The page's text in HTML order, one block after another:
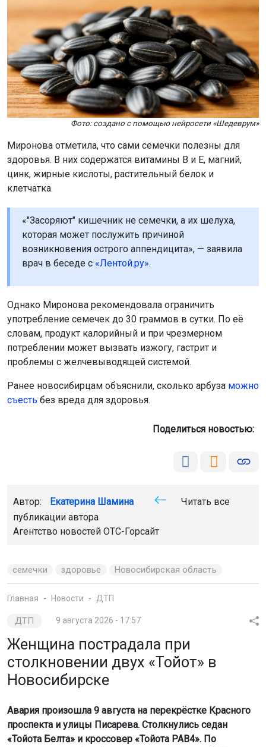
Фото: создано с помощью нейросети «Шедеврум»
Миронова отметила, что сами семечки полезны для
здоровья. В них содержатся витамины B и E, магний,
цинк, жирные кислоты, растительный белок и
клетчатка.
«"Засоряют" кишечник не семечки, а их шелуха,
которая может послужить причиной
возникновения острого аппендицита», — заявила
врач в беседе с «Лентой.ру».
Однако Миронова рекомендовала ограничить
употребление семечек до 30 граммов в сутки. По её
словам, продукт калорийный и при чрезмерном
потреблении может вызвать изжогу, гастрит и
проблемы с желчевыводящей системой.
Ранее новосибирцам объяснили, сколько арбуза можно
съесть без вреда для здоровья.
Поделиться новостью:
Автор: Екатерина Шамина
Читать все
публикации автора
Агентство новостей ОТС-Горсайт
семечки здоровье Новосибирская область
Главная Новости ДТП
ДТП 9 августа 2026 - 17:57
Женщина пострадала при
столкновении двух «Тойот» в
Новосибирске
Авария произошла 9 августа на перекрёстке Красного
проспекта и улицы Писарева. Столкнулись седан
«Тойота Белта» и кроссовер «Тойота РАВ4». По